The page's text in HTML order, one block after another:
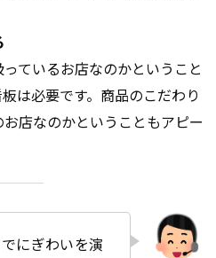
ているお店なのかということ
は必要です。商品のこだわり
店なのかということもアピー
にぎわいを演